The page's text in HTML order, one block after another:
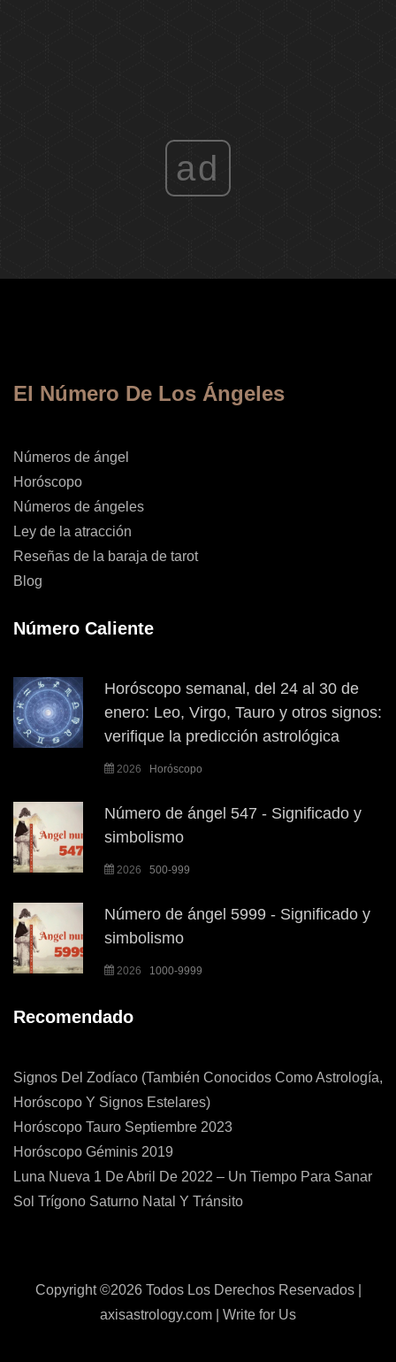
ad
El Número De Los Ángeles
Números de ángel
Horóscopo
Números de ángeles
Ley de la atracción
Reseñas de la baraja de tarot
Blog
Número Caliente
Horóscopo semanal, del 24 al 30 de
enero: Leo, Virgo, Tauro y otros signos:
verifique la predicción astrológica
2026 Horóscopo
Número de ángel 547 - Significado y
simbolismo
2026 500-999
Número de ángel 5999 - Significado y
simbolismo
2026 1000-9999
Recomendado
Signos Del Zodíaco (también Conocidos Como Astrología,
Horóscopo Y Signos Estelares)
Horóscopo Tauro Septiembre 2023
Horóscopo Géminis 2019
Luna Nueva 1 De Abril De 2022 – Un Tiempo Para Sanar
Sol Trígono Saturno Natal Y Tránsito
Copyright ©2026 Todos Los Derechos Reservados |
axisastrology.com
Write for Us